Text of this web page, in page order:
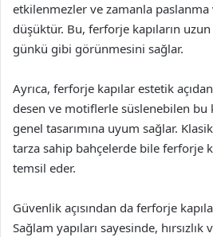
etkilenmezler ve zamanla
düşüktür. Bu, ferforje kapıların
günkü gibi görünmesini sağlar.
Ayrıca, ferforje kapılar estetik
desen ve motiflerle süslenebilen bu
genel tasarımına uyum sağlar.
tarza sahip bahçelerde bile ferforje
temsil eder.
Güvenlik açısından da ferforje
Sağlam yapıları sayesinde,